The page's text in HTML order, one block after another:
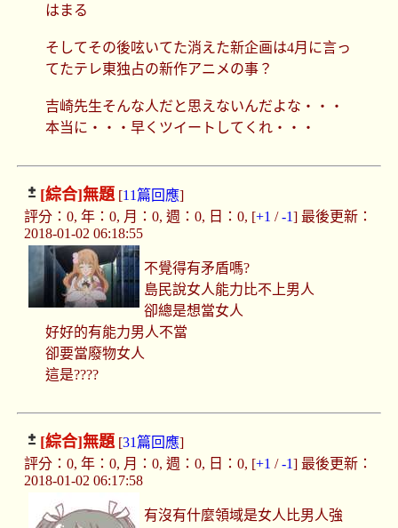
はまる
そしてその後呟いてた消えた新企画は4月に言っ
てたテレ東独占の新作アニメの事？
吉崎先生そんな人だと思えないんだよな・・・
本当に・・・早くツイートしてくれ・・・
[綜合]無題[11篇回應]
評分：0, 年：0, 月：0, 週：0, 日：0, [+1 /-1] 最後更新：
2018-01-02 06:18:55
不覺得有矛盾嗎?
島民說女人能力比不上男人
卻總是想當女人
好好的有能力男人不當
卻要當廢物女人
這是????
[綜合]無題[31篇回應]
評分：0, 年：0, 月：0, 週：0, 日：0, [+1 /-1] 最後更新：
2018-01-02 06:17:58
有沒有什麼領域是女人比男人強